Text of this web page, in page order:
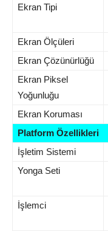
Ekran Tipi
Ekran Ölçüleri
Ekran Çözünürlüğü
Ekran Piksel
Yoğunluğu
Ekran Koruması
Platform Özellikleri
İşletim Sistemi
Yonga Seti
İşlemci